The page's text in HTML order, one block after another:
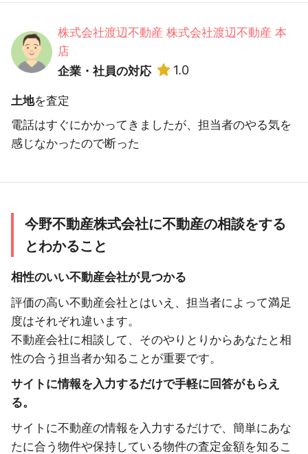
株式会社渡辺不動産 株式会社渡辺不動産 本
店
企業・社員の対応
1.0
土地を査定
電話はすぐにかかってきましたが、担当者のやる気を
感じなかったので断った
今野不動産株式会社に不動産の相談をする
とわかること
相性のいい不動産会社が見つかる
評価の高い不動産会社とはいえ、担当者によって満足
度はそれぞれ違います。
不動産会社に相談して、そのやりとりからあなたと相
性の合う担当者か知ることが重要です。
サイトに情報を入力するだけで手軽に回答がもらえ
る。
サイトに不動産の情報を入力するだけで、簡単にあな
たに合う物件や保持している物件の査定金額を知るこ